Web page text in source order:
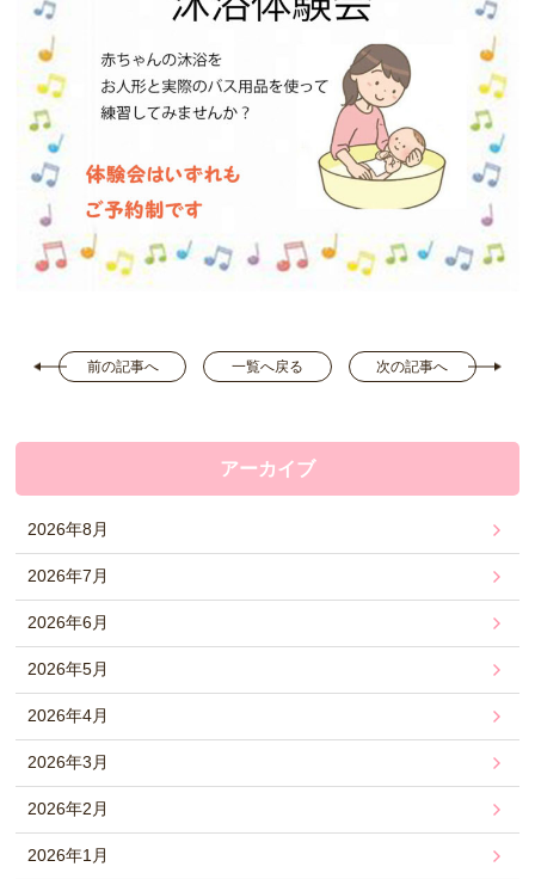
前の記事へ 一覧へ戻る 次の記事へ
アーカイブ
2026年8月
2026年7月
2026年6月
2026年5月
2026年4月
2026年3月
2026年2月
2026年1月